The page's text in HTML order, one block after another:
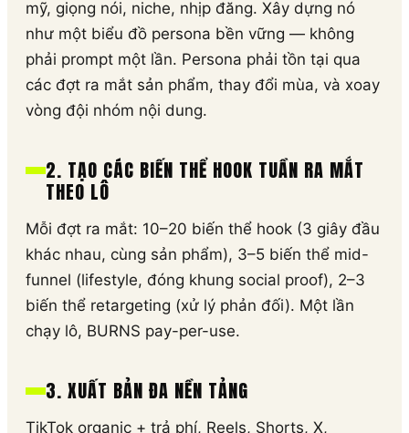
mỹ, giọng nói, niche, nhịp đăng. Xây dựng nó
như một biểu đồ persona bền vững — không
phải prompt một lần. Persona phải tồn tại qua
các đợt ra mắt sản phẩm, thay đổi mùa, và xoay
vòng đội nhóm nội dung.
2. TẠO CÁC BIẾN THỂ HOOK TUẦN RA MẮT
THEO LÔ
Mỗi đợt ra mắt: 10–20 biến thể hook (3 giây đầu
khác nhau, cùng sản phẩm), 3–5 biến thể mid-
funnel (lifestyle, đóng khung social proof), 2–3
biến thể retargeting (xử lý phản đối). Một lần
chạy lô, BURNS pay-per-use.
3. XUẤT BẢN ĐA NỀN TẢNG
TikTok organic + trả phí, Reels, Shorts, X,